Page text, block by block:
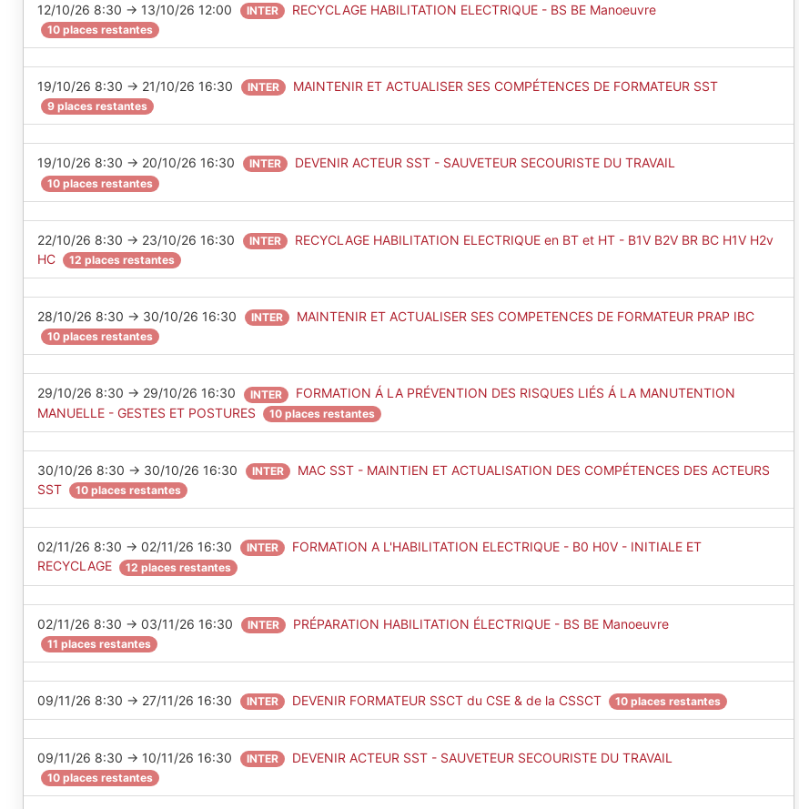
12/10/26 8:30 → 13/10/26 12:00 INTER RECYCLAGE HABILITATION ELECTRIQUE - BS BE Manoeuvre
10 places restantes
19/10/26 8:30 → 21/10/26 16:30 INTER MAINTENIR ET ACTUALISER SES COMPÉTENCES DE FORMATEUR SST
9 places restantes
19/10/26 8:30 → 20/10/26 16:30 INTER DEVENIR ACTEUR SST - SAUVETEUR SECOURISTE DU TRAVAIL
10 places restantes
22/10/26 8:30 → 23/10/26 16:30 INTER
RECYCLAGE HABILITATION ELECTRIQUE en BT et HT - B1V B2V BR BC H1V H2v
HC
12 places restantes
28/10/26 8:30 → 30/10/26 16:30 INTER MAINTENIR ET ACTUALISER SES COMPETENCES DE FORMATEUR PRAP IBC
10 places restantes
29/10/26 8:30 → 29/10/26 16:30 INTER
FORMATION Á LA PRÉVENTION DES RISQUES LIÉS Á LA MANUTENTION
MANUELLE - GESTES ET POSTURES
10 places restantes
30/10/26 8:30 → 30/10/26 16:30 INTER
MAC SST - MAINTIEN ET ACTUALISATION DES COMPÉTENCES DES ACTEURS
SST
10 places restantes
02/11/26 8:30 → 02/11/26 16:30 INTER
FORMATION A L'HABILITATION ELECTRIQUE - B0 H0V - INITIALE ET
RECYCLAGE
12 places restantes
02/11/26 8:30 → 03/11/26 16:30 INTER PRÉPARATION HABILITATION ÉLECTRIQUE - BS BE Manoeuvre
11 places restantes
09/11/26 8:30 → 27/11/26 16:30 INTER DEVENIR FORMATEUR SSCT du CSE & de la CSSCT 10 places restantes
09/11/26 8:30 → 10/11/26 16:30 INTER DEVENIR ACTEUR SST - SAUVETEUR SECOURISTE DU TRAVAIL
10 places restantes